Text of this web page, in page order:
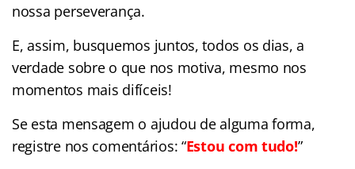
nossa perseverança.
E, assim, busquemos juntos, todos os dias, a
verdade sobre o que nos motiva, mesmo nos
momentos mais difíceis!
Se esta mensagem o ajudou de alguma forma,
registre nos comentários: “Estou com tudo!”